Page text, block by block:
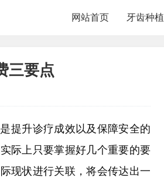
网站首页 牙齿种植
三要点
是提升诊疗成效以及保障安全的
际上只要掌握好几个重要的要
现状进行关联，将会传达出一